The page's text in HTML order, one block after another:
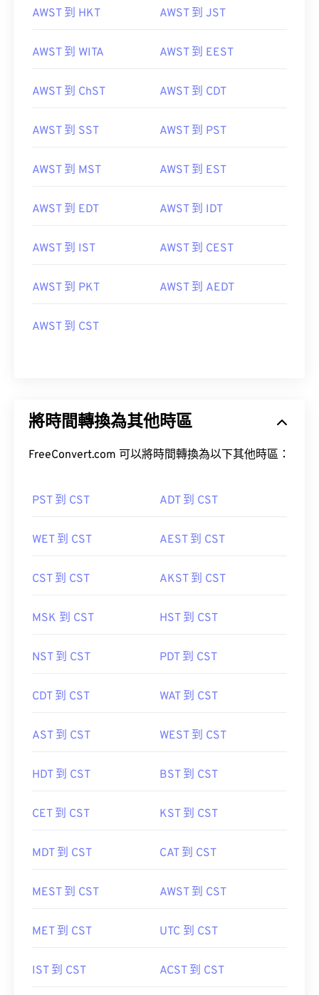
AWST 到 HKT AWST 到 JST
AWST 到 WITA AWST 到 EEST
AWST 到 ChST AWST 到 CDT
AWST 到 SST AWST 到 PST
AWST 到 MST AWST 到 EST
AWST 到 EDT AWST 到 IDT
AWST 到 IST AWST 到 CEST
AWST 到 PKT AWST 到 AEDT
AWST 到 CST
將時間轉換為其他時區
FreeConvert.com 可以將時間轉換為以下其他時區：
PST 到 CST ADT 到 CST
WET 到 CST AEST 到 CST
CST 到 CST AKST 到 CST
MSK 到 CST HST 到 CST
NST 到 CST PDT 到 CST
CDT 到 CST WAT 到 CST
AST 到 CST WEST 到 CST
HDT 到 CST BST 到 CST
CET 到 CST KST 到 CST
MDT 到 CST CAT 到 CST
MEST 到 CST AWST 到 CST
MET 到 CST UTC 到 CST
IST 到 CST ACST 到 CST